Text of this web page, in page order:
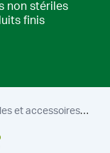
non stériles
finis
et accessoires